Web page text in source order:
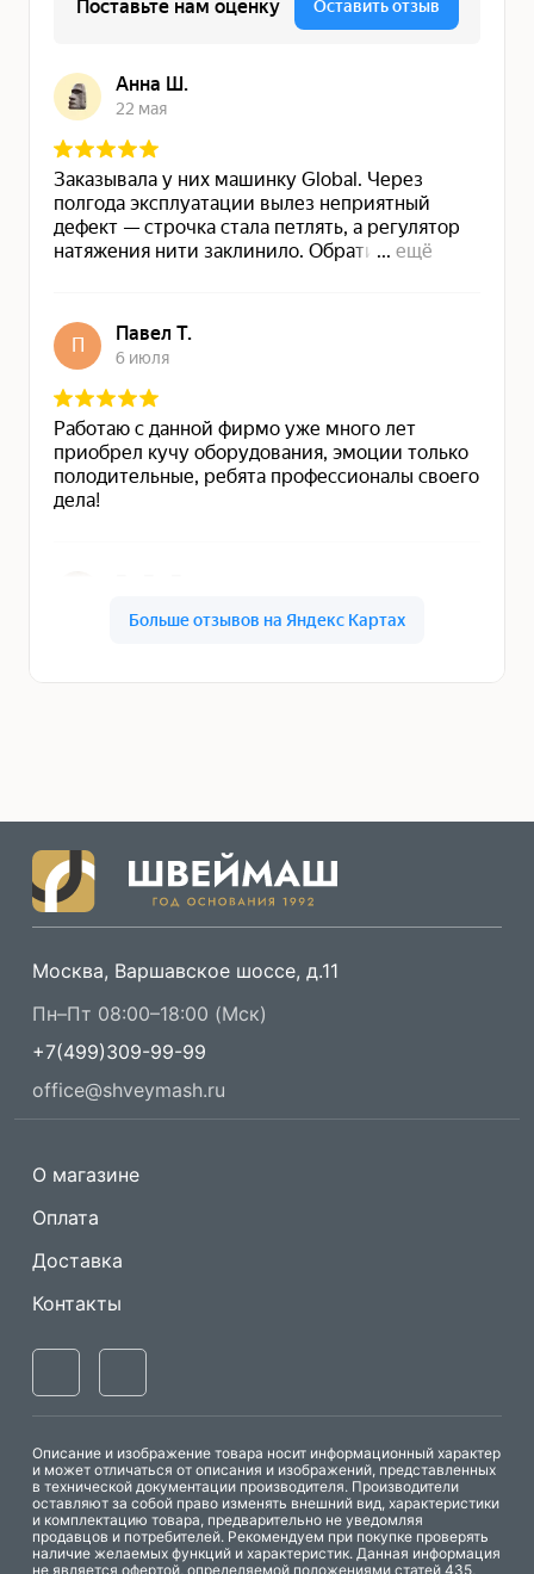
Москва, Варшавское шоссе, д.11
Пн–Пт 08:00–18:00 (Мск)
+7(499)309-99-99
office@shveymash.ru
О магазине
Оплата
Доставка
Контакты
Описание и изображение товара носит информационный характер
и может отличаться от описания и изображений, представленных
в технической документации производителя. Производители
оставляют за собой право изменять внешний вид, характеристики
и комплектацию товара, предварительно не уведомляя
продавцов и потребителей. Рекомендуем при покупке проверять
наличие желаемых функций и характеристик. Данная информация
не является офертой, определяемой положениями статей 435,